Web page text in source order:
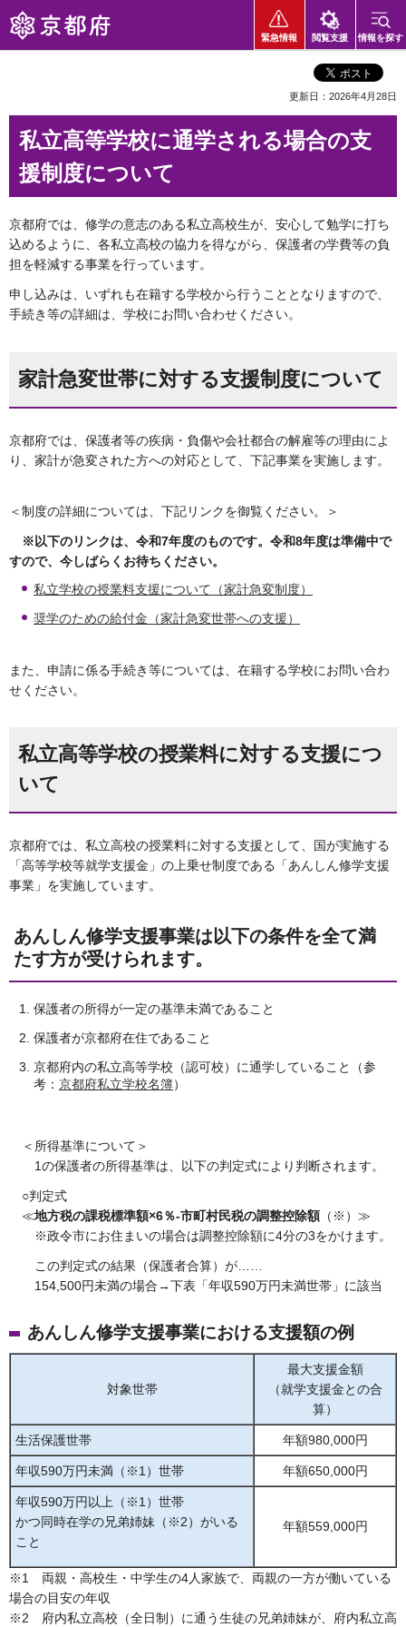
京都府
緊急情報 閲覧支援 情報を探す
更新日：2026年4月28日
私立高等学校に通学される場合の支
援制度について
京都府では、修学の意志のある私立高校生が、安心して勉学に打ち
込めるように、各私立高校の協力を得ながら、保護者の学費等の負
担を軽減する事業を行っています。
申し込みは、いずれも在籍する学校から行うこととなりますので、
手続き等の詳細は、学校にお問い合わせください。
家計急変世帯に対する支援制度について
京都府では、保護者等の疾病・負傷や会社都合の解雇等の理由によ
り、家計が急変された方への対応として、下記事業を実施します。
＜制度の詳細については、下記リンクを御覧ください。＞
※以下のリンクは、令和7年度のものです。令和8年度は準備中で
すので、今しばらくお待ちください。
私立学校の授業料支援について（家計急変制度）
奨学のための給付金（家計急変世帯への支援）
また、申請に係る手続き等については、在籍する学校にお問い合わ
せください。
私立高等学校の授業料に対する支援につ
いて
京都府では、私立高校の授業料に対する支援として、国が実施する
「高等学校等就学支援金」の上乗せ制度である「あんしん修学支援
事業」を実施しています。
あんしん修学支援事業は以下の条件を全て満
たす方が受けられます。
保護者の所得が一定の基準未満であること
保護者が京都府在住であること
京都府内の私立高等学校（認可校）に通学していること（参
考： 京都府私立学校名簿）
＜所得基準について＞
1の保護者の所得基準は、以下の判定式により判断されます。
○判定式
≪地方税の課税標準額×6％-市町村民税の調整控除額（※）≫
※政令市にお住まいの場合は調整控除額に4分の3をかけます。
この判定式の結果（保護者合算）が……
154,500円未満の場合→下表「年収590万円未満世帯」に該当
あんしん修学支援事業における支援額の例
対象世帯
最大支援金額
（就学支援金との合
算）
生活保護世帯 年額980,000円
年収590万円未満（※1）世帯 年額650,000円
年収590万円以上（※1）世帯
かつ同時在学の兄弟姉妹（※2）がいる
こと
年額559,000円
※1 両親・高校生・中学生の4人家族で、両親の一方が働いている
場合の目安の年収
※2 府内私立高校（全日制）に通う生徒の兄弟姉妹が、府内私立高